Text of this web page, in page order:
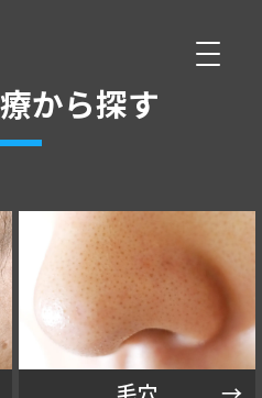
から探す